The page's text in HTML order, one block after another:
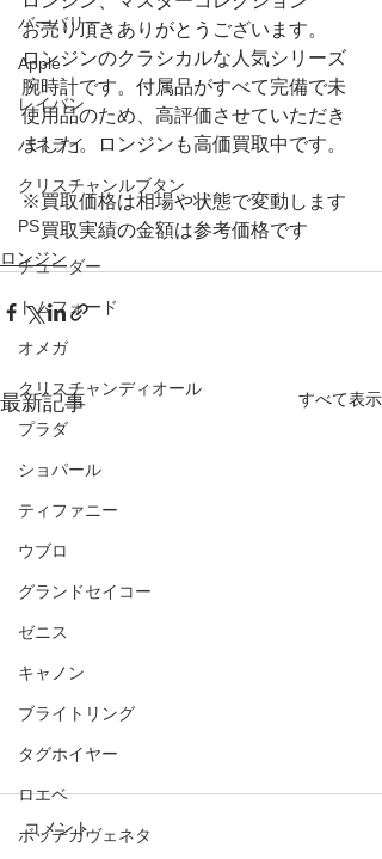
バーバリー
Apple
レイバン
パネライ
クリスチャンルブタン
PS
チューダー
トムフォード
オメガ
クリスチャンディオール
プラダ
ショパール
ティファニー
ウブロ
グランドセイコー
ゼニス
キャノン
ブライトリング
タグホイヤー
ロエベ
ボッテガヴェネタ
お売り頂きありがとうございます。
ロンジンのクラシカルな人気シリーズ
腕時計です。付属品がすべて完備で未
使用品のため、高評価させていただき
ました。ロンジンも高価買取中です。
※買取価格は相場や状態で変動します
買取実績の金額は参考価格です
ロンジン
最新記事 すべて表示
コメント